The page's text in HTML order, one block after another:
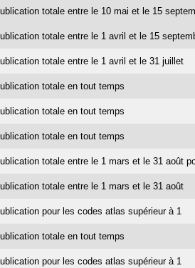
totale entre le 10 mai et le 15
totale entre le 1 avril et le 15
totale entre le 1 avril et le 31 juillet
totale en tout temps
totale en tout temps
totale en tout temps
totale entre le 1 mars et le 31 août
totale entre le 1 mars et le 31 août
pour les codes atlas supérieur à 1
totale en tout temps
pour les codes atlas supérieur à 1